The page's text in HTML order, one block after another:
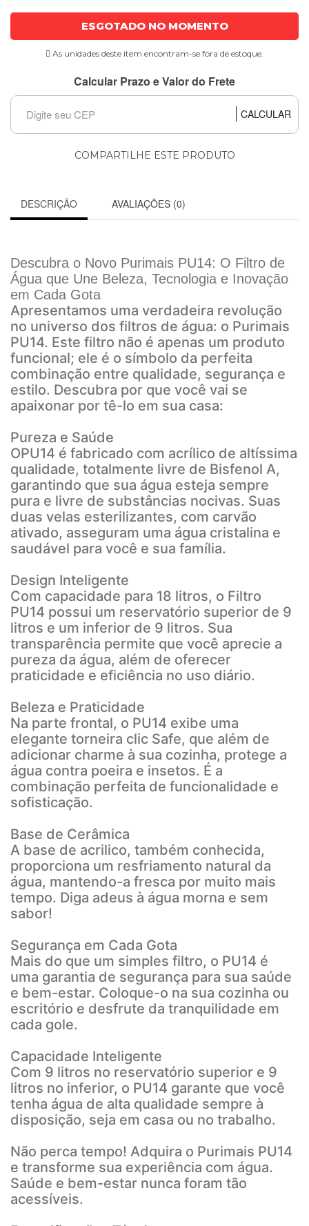
ESGOTADO NO MOMENTO
As unidades deste item encontram-se fora de estoque.
Calcular Prazo e Valor do Frete
CALCULAR
COMPARTILHE ESTE PRODUTO
DESCRIÇÃO AVALIAÇÕES (0)
Descubra o Novo Purimais PU14: O Filtro de
Água que Une Beleza, Tecnologia e Inovação
em Cada Gota
Apresentamos uma verdadeira revolução
no universo dos filtros de água: o Purimais
PU14. Este filtro não é apenas um produto
funcional; ele é o símbolo da perfeita
combinação entre qualidade, segurança e
estilo. Descubra por que você vai se
apaixonar por tê-lo em sua casa:
Pureza e Saúde
OPU14 é fabricado com acrílico de altíssima
qualidade, totalmente livre de Bisfenol A,
garantindo que sua água esteja sempre
pura e livre de substâncias nocivas. Suas
duas velas esterilizantes, com carvão
ativado, asseguram uma água cristalina e
saudável para você e sua família.
Design Inteligente
Com capacidade para 18 litros, o Filtro
PU14 possui um reservatório superior de 9
litros e um inferior de 9 litros. Sua
transparência permite que você aprecie a
pureza da água, além de oferecer
praticidade e eficiência no uso diário.
Beleza e Praticidade
Na parte frontal, o PU14 exibe uma
elegante torneira clic Safe, que além de
adicionar charme à sua cozinha, protege a
água contra poeira e insetos. É a
combinação perfeita de funcionalidade e
sofisticação.
Base de Cerâmica
A base de acrilico, também conhecida,
proporciona um resfriamento natural da
água, mantendo-a fresca por muito mais
tempo. Diga adeus à água morna e sem
sabor!
Segurança em Cada Gota
Mais do que um simples filtro, o PU14 é
uma garantia de segurança para sua saúde
e bem-estar. Coloque-o na sua cozinha ou
escritório e desfrute da tranquilidade em
cada gole.
Capacidade Inteligente
Com 9 litros no reservatório superior e 9
litros no inferior, o PU14 garante que você
tenha água de alta qualidade sempre à
disposição, seja em casa ou no trabalho.
Não perca tempo! Adquira o Purimais PU14
e transforme sua experiência com água.
Saúde e bem-estar nunca foram tão
acessíveis.